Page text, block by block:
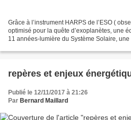
Grâce à l’instrument HARPS de l’ESO (
optimisé pour la quête d’exoplanètes, une
11 années-lumière du Système Solaire,
repères et enjeux
Publié le 12/11/2017 à 21:26
Par Bernard Maillard